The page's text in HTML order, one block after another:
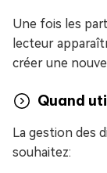
Une fois les
lecteur
créer une
Quand
La gestion des
souhaitez: